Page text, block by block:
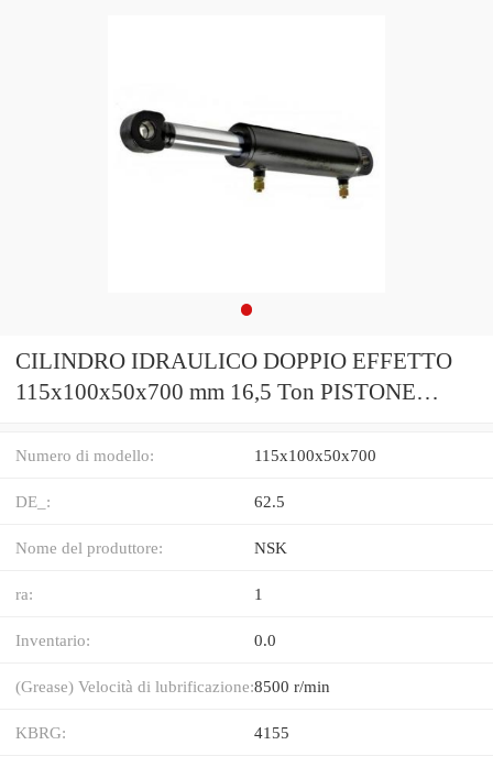
CILINDRO IDRAULICO DOPPIO EFFETTO
115x100x50x700 mm 16,5 Ton PISTONE
Numero di modello: 115x100x50x700
DE_: 62.5
Nome del produttore: NSK
ra: 1
Inventario: 0.0
(Grease) Velocità di lubrificazione:8500 r/min
KBRG: 4155